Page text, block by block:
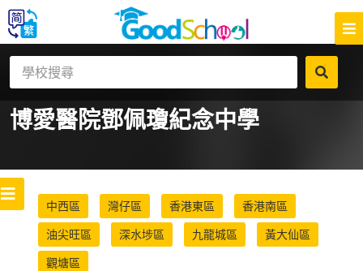
博愛醫院鄧佩瓊紀念中學
中西區 灣仔區 香港東區
香港南區
油尖旺區
深水埗區 九龍城區
黃大仙區
觀塘區